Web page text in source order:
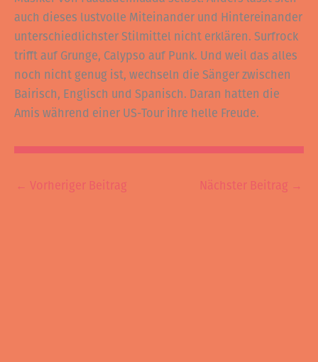
auch dieses lustvolle Miteinander und Hintereinander
unterschiedlichster Stilmittel nicht erklären. Surfrock
trifft auf Grunge, Calypso auf Punk. Und weil das alles
noch nicht genug ist, wechseln die Sänger zwischen
Bairisch, Englisch und Spanisch. Daran hatten die
Amis während einer US-Tour ihre helle Freude.
← Vorheriger Beitrag Nächster Beitrag →